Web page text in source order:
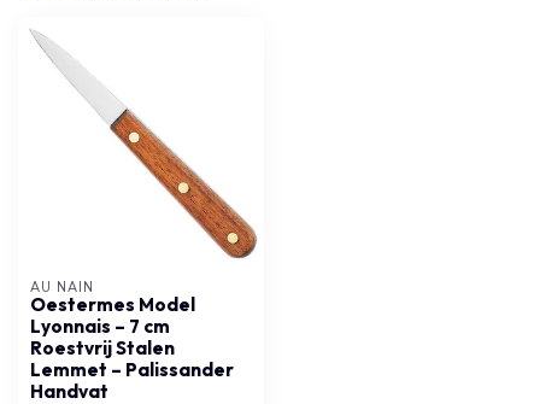
AU NAIN
Oestermes Model
Lyonnais – 7 cm
Roestvrij Stalen
Lemmet – Palissander
Handvat